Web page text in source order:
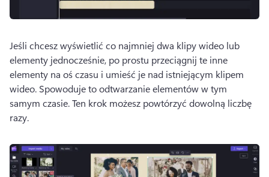
Jeśli chcesz wyświetlić co najmniej dwa klipy wideo lub
elementy jednocześnie, po prostu przeciągnij te inne
elementy na oś czasu i umieść je nad istniejącym klipem
wideo. Spowoduje to odtwarzanie elementów w tym
samym czasie. Ten krok możesz powtórzyć dowolną liczbę
razy.